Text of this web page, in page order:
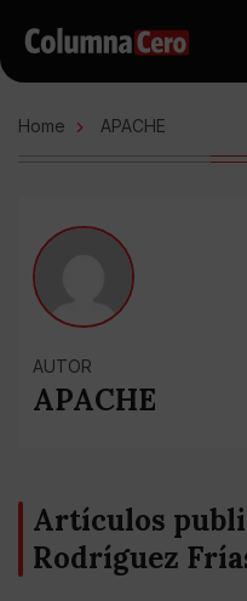
Home APACHE
AUTOR
APACHE
Artículos
Rodríguez